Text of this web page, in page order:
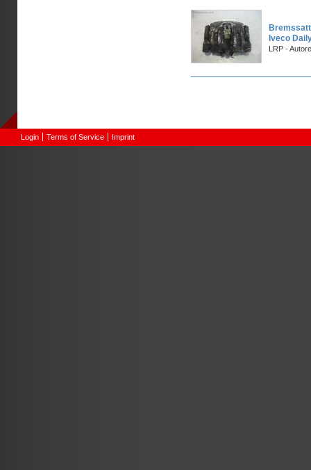
Iveco
LRP -
Login Terms of Service Imprint